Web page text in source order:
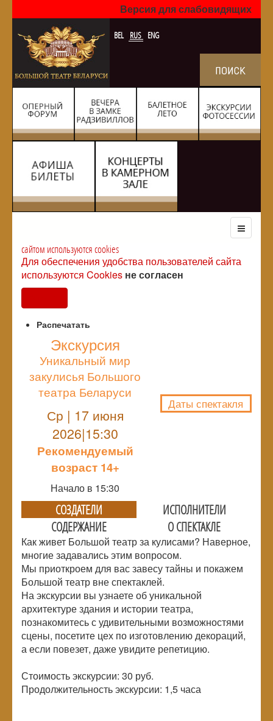
Версия для слабовидящих
BEL RUS ENG
сайтом используются cookies
Для обеспечения удобства пользователей сайта
используются Cookies не согласен
Распечатать
Экскурсия
Уникальный мир
закулисья Большого
театра Беларуси
Ср | 17 июня
2026|15:30
Рекомендуемый
возраст 14+
Начало в 15:30
Даты спектакля
СОЗДАТЕЛИ
ИСПОЛНИТЕЛИ
СОДЕРЖАНИЕ
О СПЕКТАКЛЕ
Как живет Большой театр за кулисами? Наверное,
многие задавались этим вопросом.
Мы приоткроем для вас завесу тайны и покажем
Большой театр вне спектаклей.
На экскурсии вы узнаете об уникальной
архитектуре здания и истории театра,
познакомитесь с удивительными возможностями
сцены, посетите цех по изготовлению декораций,
а если повезет, даже увидите репетицию.
Стоимость экскурсии: 30 руб.
Продолжительность экскурсии: 1,5 часа